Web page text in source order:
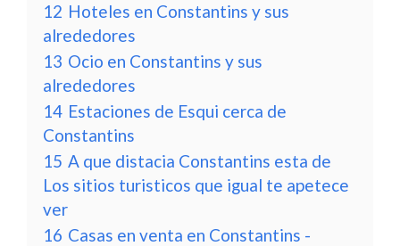
12 Hoteles en Constantins y sus
alrededores
13 Ocio en Constantins y sus
alrededores
14 Estaciones de Esqui cerca de
Constantins
15 A que distacia Constantins esta de
Los sitios turisticos que igual te apetece
ver
16 Casas en venta en Constantins -